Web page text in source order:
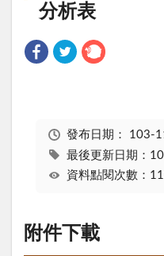
分析表
發布日期： 103-
最後更新日期：
資料點閱次數：
附件下載